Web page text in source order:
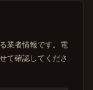
業者情報です。電
て確認してくださ